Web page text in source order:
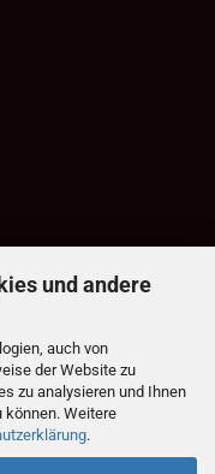
und andere
auch von
der Website zu
zu analysieren und Ihnen
Weitere
.